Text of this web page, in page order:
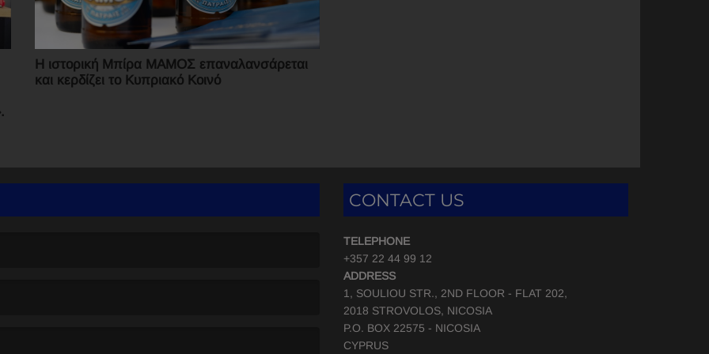
Η ιστορική Μπίρα ΜΑΜΟΣ επαναλανσάρεται
και κερδίζει το Κυπριακό Κοινό
CONTACT US
TELEPHONE
+357 22 44 99 12
ADDRESS
1, SOULIOU STR., 2ND FLOOR - FLAT 202,
2018 STROVOLOS, NICOSIA
P.O. BOX 22575 - NICOSIA
CYPRUS